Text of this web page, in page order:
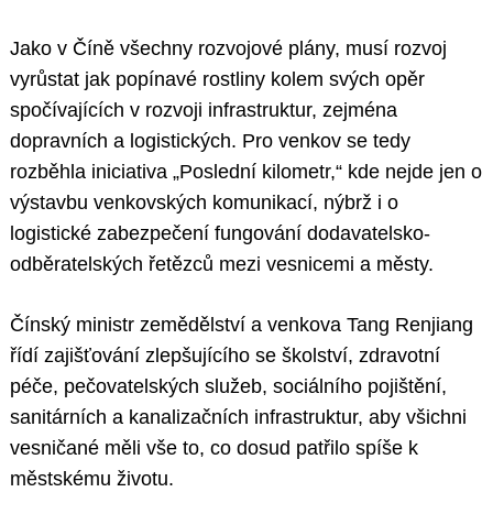
Jako v Číně všechny rozvojové plány, musí rozvoj
vyrůstat jak popínavé rostliny kolem svých opěr
spočívajících v rozvoji infrastruktur, zejména
dopravních a logistických. Pro venkov se tedy
rozběhla iniciativa „Poslední kilometr,“ kde nejde jen o
výstavbu venkovských komunikací, nýbrž i o
logistické zabezpečení fungování dodavatelsko-
odběratelských řetězců mezi vesnicemi a městy.
Čínský ministr zemědělství a venkova Tang Renjiang
řídí zajišťování zlepšujícího se školství, zdravotní
péče, pečovatelských služeb, sociálního pojištění,
sanitárních a kanalizačních infrastruktur, aby všichni
vesničané měli vše to, co dosud patřilo spíše k
městskému životu.